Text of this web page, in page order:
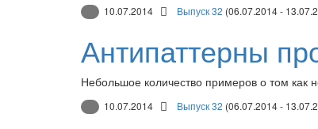
10.07.2014 Выпуск 32 (06.07.2014 -
Антипаттерны
Небольшое количество примеров о том как
10.07.2014 Выпуск 32 (06.07.2014 -